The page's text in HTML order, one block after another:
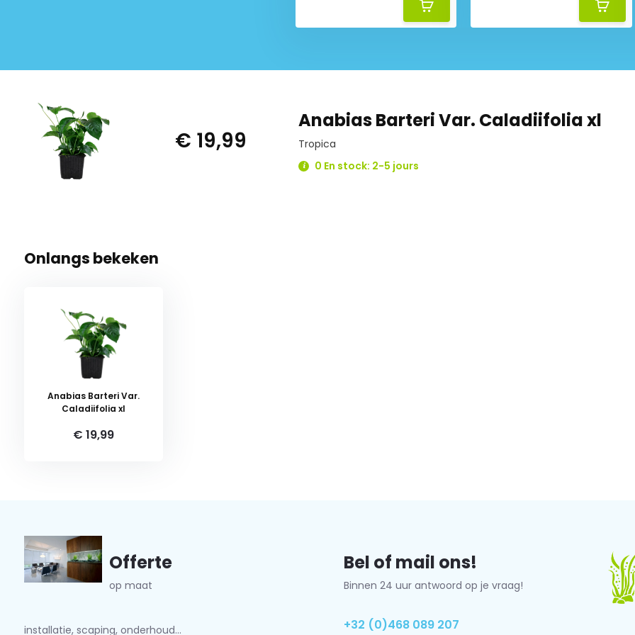
€ 19,99
Anabias Barteri Var. Caladiifolia xl
Tropica
0 En stock: 2-5 jours
Onlangs bekeken
Anabias Barteri Var.
Caladiifolia xl
€ 19,99
Offerte
op maat
installatie, scaping, onderhoud...
Bel of mail ons!
Binnen 24 uur antwoord op je vraag!
+32 (0)468 089 207